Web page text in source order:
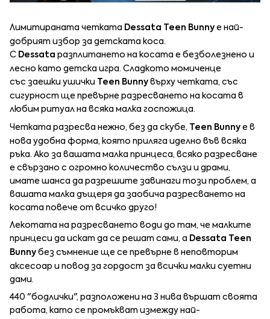
Лимитираната четката Dessata Teen Bunny е най-
добрият избор за детската коса.
С Dessata разплитането на косата е безболезнено и
лесно като детска игра. Сладкото момиченце
със заешки ушички
Teen Bunny върху четката, със
сигурност ще превърне разресването на косата в
любим ритуал на всяка малка госпожица.
Четката разресва нежно, без да скубе, Teen Bunny е в
нова удобна форма, която приляга иделно във всяка
ръка. Ако за вашата малка принцеса, всяко разресване
е свързано с огромно количество сълзи и драми,
имате шанса да разрешите завинаги този проблем, а
вашата малка дъщеря да заобича разресването на
косата повече от всичко друго!
Лекотата на разресването води до там, че малките
принцеси да искат да се решат сами, а Dessata Teen
Bunny без съмнение ще се превърне в неповторим
аксесоар и повод за гордост за всички малки суетни
дами.
440 "бодлички", разположени на 3 нива вършат своята
работа, като се промъкват измежду най-